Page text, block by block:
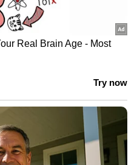
ഇതിൽ
പ്രാരംഭ
ലക്ഷം രൂപയാണ്.